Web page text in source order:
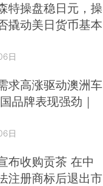
特操盘稳日元，操
撬动美日货币基本
日
求高涨驱动澳洲车
品牌表现强劲｜
日
布收购贡茶 在中
注册商标后退出市